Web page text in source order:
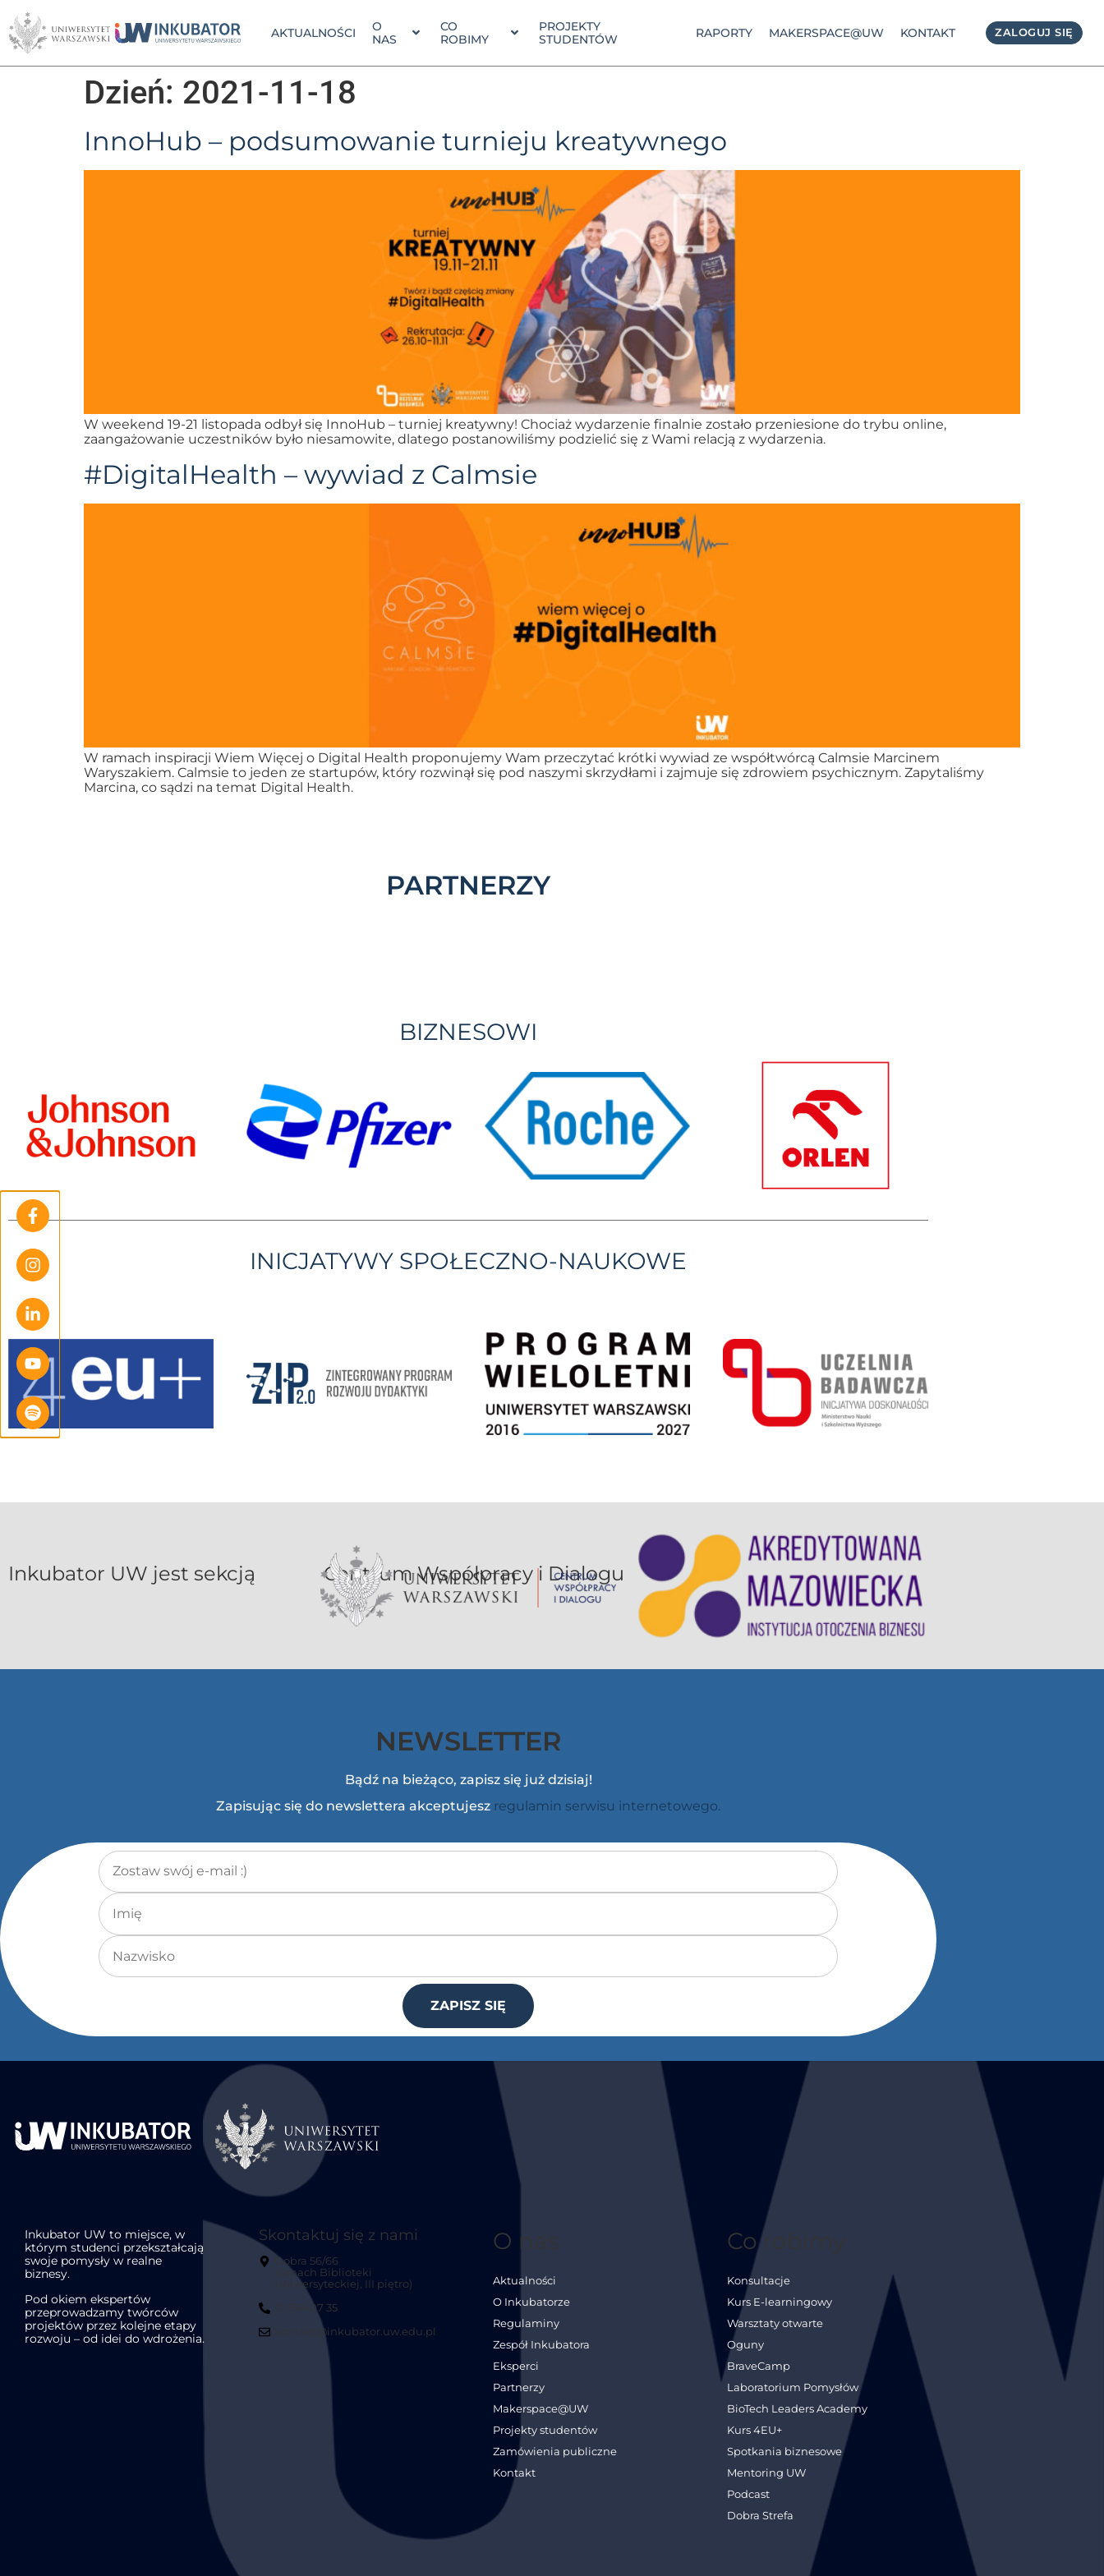
AKTUALNOŚCI
O
NAS
CO
ROBIMY
PROJEKTY
STUDENTÓW
RAPORTY MAKERSPACE@UW KONTAKT ZALOGUJ SIĘ
Dzień: 2021-11-18
InnoHub – podsumowanie turnieju kreatywnego
W weekend 19-21 listopada odbył się InnoHub – turniej kreatywny! Chociaż wydarzenie finalnie zostało przeniesione do trybu online,
zaangażowanie uczestników było niesamowite, dlatego postanowiliśmy podzielić się z Wami relacją z wydarzenia.
#DigitalHealth – wywiad z Calmsie
W ramach inspiracji Wiem Więcej o Digital Health proponujemy Wam przeczytać krótki wywiad ze współtwórcą Calmsie Marcinem
Waryszakiem. Calmsie to jeden ze startupów, który rozwinął się pod naszymi skrzydłami i zajmuje się zdrowiem psychicznym. Zapytaliśmy
Marcina, co sądzi na temat Digital Health.
PARTNERZY
BIZNESOWI
INICJATYWY SPOŁECZNO-NAUKOWE
Inkubator UW jest sekcją Centrum Współpracy i Dialogu
NEWSLETTER
Bądź na bieżąco, zapisz się już dzisiaj!
Zapisując się do newslettera akceptujesz regulamin serwisu internetowego.
Adres e-mail*
Imię
Nazwisko
ZAPISZ SIĘ
Inkubator UW to miejsce, w
którym studenci przekształcają
swoje pomysły w realne
biznesy.
Pod okiem ekspertów
przeprowadzamy twórców
projektów przez kolejne etapy
rozwoju – od idei do wdrożenia.
Skontaktuj się z nami
Dobra 56/66
(Gmach Biblioteki
Uniwersyteckiej, III piętro)
22 554 07 35
kontakt@inkubator.uw.edu.pl
O nas
Aktualności
O Inkubatorze
Regulaminy
Zespół Inkubatora
Eksperci
Partnerzy
Makerspace@UW
Projekty studentów
Zamówienia publiczne
Kontakt
Co robimy
Konsultacje
Kurs E-learningowy
Warsztaty otwarte
Oguny
BraveCamp
Laboratorium Pomysłów
BioTech Leaders Academy
Kurs 4EU+
Spotkania biznesowe
Mentoring UW
Podcast
Dobra Strefa